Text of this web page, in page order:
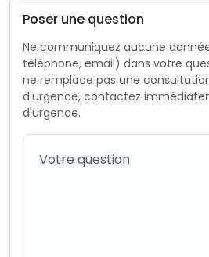
Poser une question
Ne communiquez aucune
téléphone, email) dans votre
ne remplace pas une
d'urgence, contactez
d'urgence.